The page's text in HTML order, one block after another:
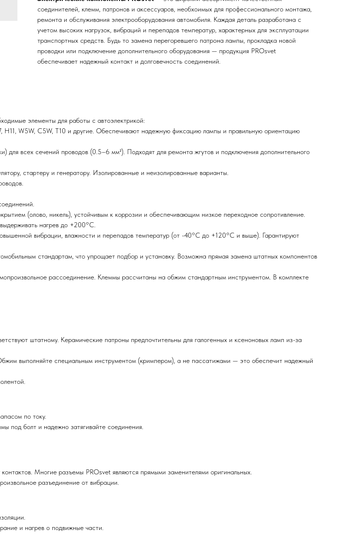
соединителей, клемм, патронов и аксессуаров, необхоимых для профессионального монтажа,
ремонта и обслуживания электрооборудования автомобиля. Каждая деталь разработана с
учетом высоких нагрузок, вибраций и перепадов температур, характерных для эксплуатации
транспортных средств. Будь то замена перегоревшего патрона лампы, прокладка новой
проводки или подключение дополнительного оборудования — продукция PROsvet
обеспечивает надежный контакт и долговечность соединений.
элементы для работы с автоэлектрикой:
H11, W5W, C5W, T10 и другие. Обеспечивают надежную фиксацию лампы и правильную ориентацию
для всех сечений проводов (0.5–6 мм²). Подходят для ремонта жгутов и подключения дополнительного
стартеру и генератору. Изолированные и неизолированные варианты.
(олово, никель), устойчивым к коррозии и обеспечивающим низкое переходное сопротивление.
нагрев до +200°C.
вибрации, влажности и перепадов температур (от -40°C до +120°C и выше). Гарантируют
стандартам, что упрощает подбор и установку. Возможна прямая замена штатных компонентов
рассоединение. Клеммы рассчитаны на обжим стандартным инструментом. В комплекте
штатному. Керамические патроны предпочтительны для галогенных и ксеноновых ламп из-за
выполняйте специальным инструментом (кримпером), а не пассатижами — это обеспечит надежный
по току.
под болт и надежно затягивайте соединения.
Многие разъемы PROsvet являются прямыми заменителями оригинальных.
разъединение от вибрации.
и нагрев о подвижные части.